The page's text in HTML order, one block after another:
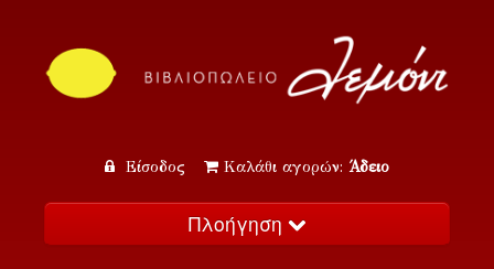
Είσοδος Καλάθι αγορών: Άδειο
Πλοήγηση